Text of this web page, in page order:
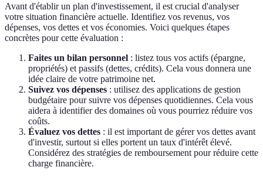
Avant d'établir un plan d'investissement, il est crucial d'analyser
votre situation financière actuelle. Identifiez vos revenus, vos
dépenses, vos dettes et vos économies. Voici quelques étapes
concrètes pour cette évaluation :
Faites un bilan personnel : listez tous vos actifs (épargne,
propriétés) et passifs (dettes, crédits). Cela vous donnera une
idée claire de votre patrimoine net.
Suivez vos dépenses : utilisez des applications de gestion
budgétaire pour suivre vos dépenses quotidiennes. Cela vous
aidera à identifier des domaines où vous pourriez réduire vos
coûts.
Évaluez vos dettes : il est important de gérer vos dettes avant
d'investir, surtout si elles portent un taux d'intérêt élevé.
Considérez des stratégies de remboursement pour réduire cette
charge financière.